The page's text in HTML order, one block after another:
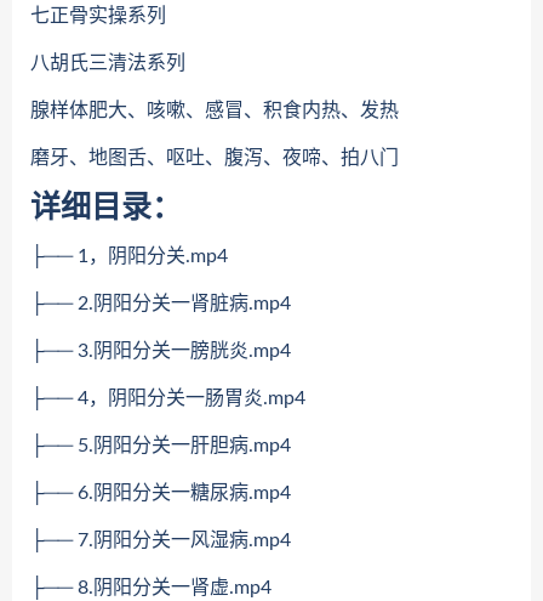
七正骨实操系列
八胡氏三清法系列
腺样体肥大、咳嗽、感冒、积食内热、发热
磨牙、地图舌、呕吐、腹泻、夜啼、拍八门
详细目录：
├── 1，阴阳分关.mp4
├── 2.阴阳分关一肾脏病.mp4
├── 3.阴阳分关一膀胱炎.mp4
├── 4，阴阳分关一肠胃炎.mp4
├── 5.阴阳分关一肝胆病.mp4
├── 6.阴阳分关一糖尿病.mp4
├── 7.阴阳分关一风湿病.mp4
├── 8.阴阳分关一肾虚.mp4